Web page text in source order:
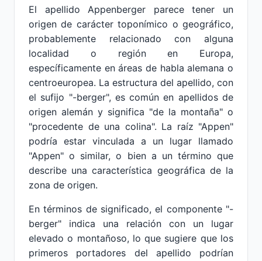
El apellido Appenberger parece tener un
origen de carácter toponímico o geográfico,
probablemente relacionado con alguna
localidad o región en Europa,
específicamente en áreas de habla alemana o
centroeuropea. La estructura del apellido, con
el sufijo "-berger", es común en apellidos de
origen alemán y significa "de la montaña" o
"procedente de una colina". La raíz "Appen"
podría estar vinculada a un lugar llamado
"Appen" o similar, o bien a un término que
describe una característica geográfica de la
zona de origen.
En términos de significado, el componente "-
berger" indica una relación con un lugar
elevado o montañoso, lo que sugiere que los
primeros portadores del apellido podrían